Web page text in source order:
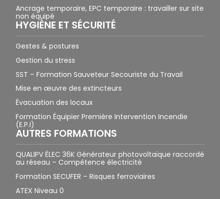
Ancrage temporaire, EPC temporaire : travailler sur site
non équipé
HYGIÈNE ET SÉCURITÉ
Gestes & postures
Gestion du stress
SST – Formation Sauveteur Secouriste du Travail
Mise en œuvre des extincteurs
Évacuation des locaux
Formation Équipier Première Intervention Incendie
(E.P.I)
AUTRES FORMATIONS
QUALIPV ÉLEC 36K Générateur photovoltaïque raccordé
au réseau – Compétence électricité
Formation SECUFER – Risques ferroviaires
ATEX Niveau 0